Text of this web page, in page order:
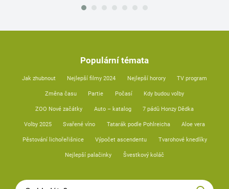
Populární témata
Jak zhubnout Nejlepší filmy 2024 Nejlepší horory TV program
Změna času Partie Počasí Kdy budou volby
ZOO Nové začátky Auto – katalog 7 pádů Honzy Dědka
Volby 2025 Svařené víno Tatarák podle Pohlreicha Aloe vera
Pěstování lichořeřišnice Výpočet ascendentu Tvarohové knedlíky
Nejlepší palačinky Švestkový koláč